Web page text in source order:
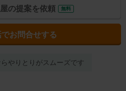
の提案を依頼 無料
でお問合せする
やりとりがスムーズです